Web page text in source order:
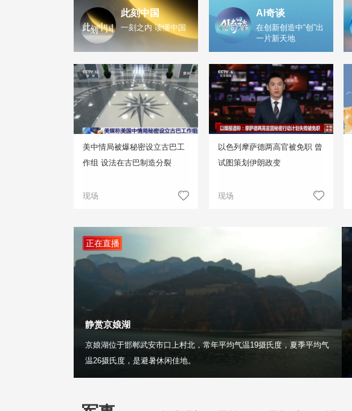
此刻中国
一刻之内 读懂中国
AI奇谈
在创新创造中“创”出
一片新天地
美中情局被爆秘密设立古巴工
作组 设法在古巴制造分裂
现场
以色列摩萨德两高官被免职 曾
试图策划伊朗政变
现场
正在直播
静赏京娘湖
京娘湖位于邯郸武安市口上村北，常年平均气温19摄氏度，夏季平均气
温26摄氏度，是避暑休闲佳地。